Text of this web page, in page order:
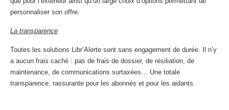
personnaliser son offre.
La transparence
Toutes les solutions Libr’Alerte sont sans engagement de durée. Il n’y
a aucun frais caché : pas de frais de dossier, de résiliation, de
maintenance, de communications surtaxées… Une totale
transparence, rassurante pour les abonnés et pour les aidants.